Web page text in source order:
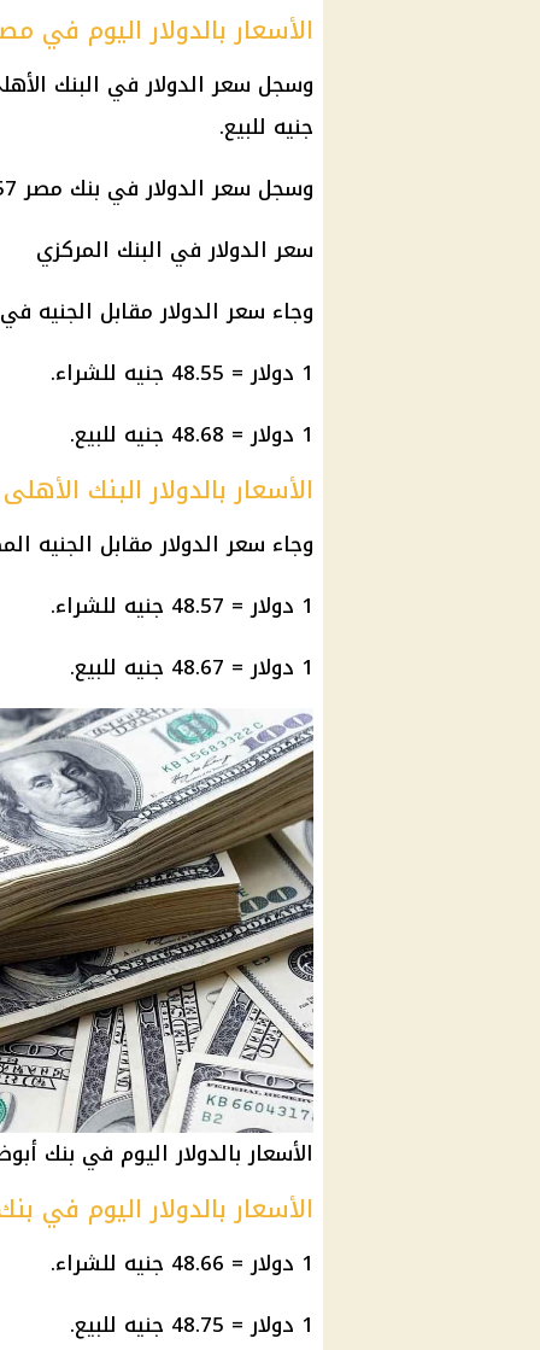
الأسعار بالدولار اليوم في
جنيه للبيع.
وسجل سعر الدولار في بنك مصر 48.57 جنيه للشراء و48.67 جنيه للبيع.
سعر الدولار في البنك المركزي
وجاء سعر الدولار مقابل الجنيه
1 دولار = 48.55 جنيه للشراء.
1 دولار = 48.68 جنيه للبيع.
الأسعار بالدولار البنك
وجاء سعر الدولار مقابل الجنيه
1 دولار = 48.57 جنيه للشراء.
1 دولار = 48.67 جنيه للبيع.
الأسعار بالدولار اليوم في بنك
الأسعار بالدولار اليوم في
1 دولار = 48.66 جنيه للشراء.
1 دولار = 48.75 جنيه للبيع.